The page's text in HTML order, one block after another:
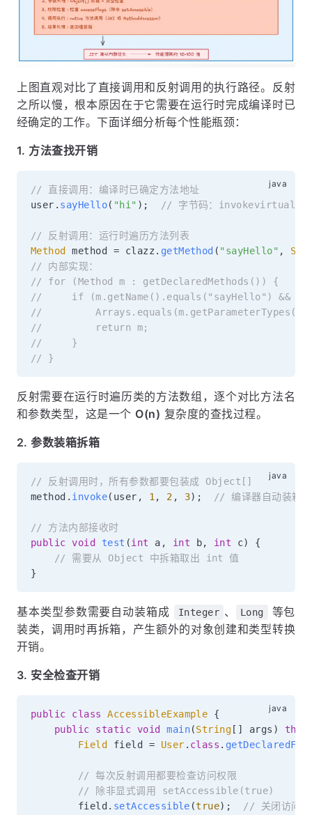
上图直观对比了直接调用和反射调用的执行路径。反射
之所以慢，根本原因在于它需要在运行时完成编译时已
经确定的工作。下面详细分析每个性能瓶颈：
1. 方法查找开销
// 直接调用：编译时已确定方法地址
user . sayHello( "hi" ) ; // 字节码：invokevirtual
// 反射调用：运行时遍历方法列表
Method
method = clazz . getMethod ( "sayHello" ,
// 内部实现：
// for (Method m : getDeclaredMethods()) {
//     if (m.getName().equals("sayHello") &&
//         Arrays.equals(m.getParameterTypes(),
//         return m;
//     }
// }
反射需要在运行时遍历类的方法数组，逐个对比方法名
和参数类型，这是一个 O(n) 复杂度的查找过程。
2. 参数装箱拆箱
// 反射调用时，所有参数都要包装成 Object[]
method . invoke( user , 1 , 2 , 3) ; // 编译器自动装
// 方法内部接收时
public void test (int a , int b, int c)
{
// 需要从 Object 中拆箱取出 int 值
}
基本类型参数需要自动装箱成 Integer 、 Long
等包
装类，调用时再拆箱，产生额外的对象创建和类型转换
开销。
3. 安全检查开销
public class AccessibleExample
{
public
static void main(String [ ] args )
Field
field = User . class .
// 每次反射调用都要检查访问权限
// 除非显式调用 setAccessible(true)
        field
. setAccessible (true) ;
// 关闭访问检